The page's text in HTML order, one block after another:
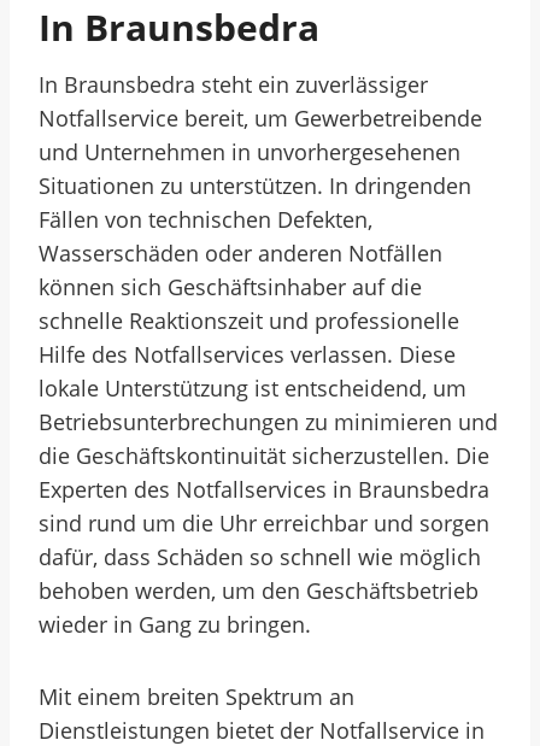
In Braunsbedra
In Braunsbedra steht ein zuverlässiger
Notfallservice bereit, um Gewerbetreibende
und Unternehmen in unvorhergesehenen
Situationen zu unterstützen. In dringenden
Fällen von technischen Defekten,
Wasserschäden oder anderen Notfällen
können sich Geschäftsinhaber auf die
schnelle Reaktionszeit und professionelle
Hilfe des Notfallservices verlassen. Diese
lokale Unterstützung ist entscheidend, um
Betriebsunterbrechungen zu minimieren und
die Geschäftskontinuität sicherzustellen. Die
Experten des Notfallservices in Braunsbedra
sind rund um die Uhr erreichbar und sorgen
dafür, dass Schäden so schnell wie möglich
behoben werden, um den Geschäftsbetrieb
wieder in Gang zu bringen.
Mit einem breiten Spektrum an
Dienstleistungen bietet der Notfallservice in